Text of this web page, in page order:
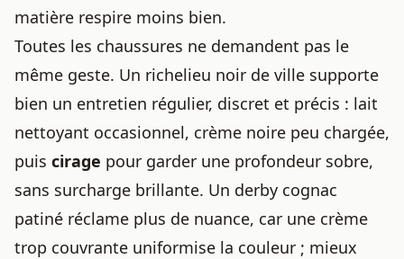
matière respire moins bien.
Toutes les chaussures ne demandent pas le
même geste. Un richelieu noir de ville supporte
bien un entretien régulier, discret et précis : lait
nettoyant occasionnel, crème noire peu chargée,
puis cirage pour garder une profondeur sobre,
sans surcharge brillante. Un derby cognac
patiné réclame plus de nuance, car une crème
trop couvrante uniformise la couleur ; mieux